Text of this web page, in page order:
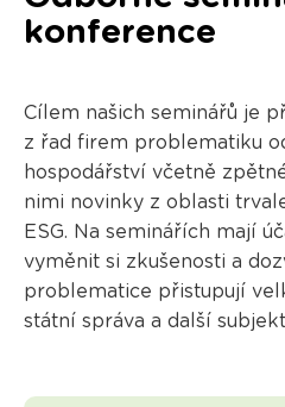
konference
Cílem našich seminářů je
z řad firem problematiku
hospodářství včetně
nimi novinky z oblasti
ESG. Na seminářích mají
vyměnit si zkušenosti a
problematice přistupují
státní správa a další